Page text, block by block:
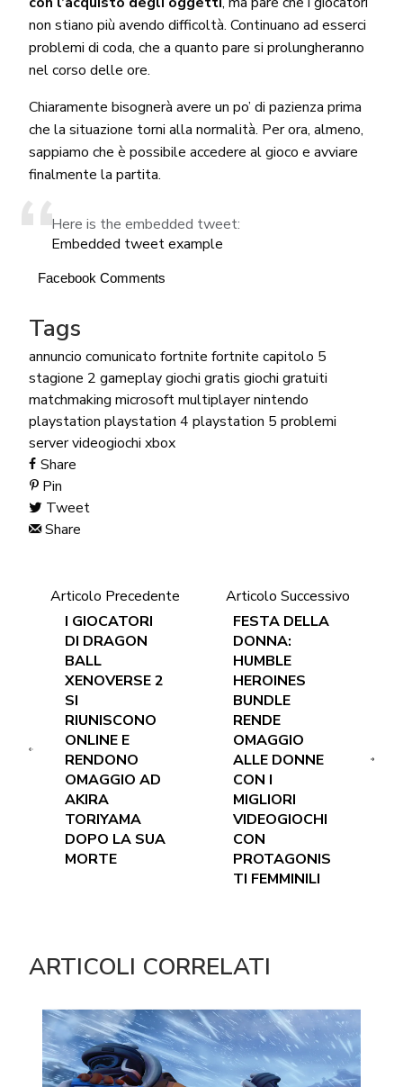
non stiano più avendo difficoltà. Continuano ad esserci
problemi di coda, che a quanto pare si prolungheranno
nel corso delle ore.
Chiaramente bisognerà avere un po’ di pazienza prima
che la situazione torni alla normalità. Per ora, almeno,
sappiamo che è possibile accedere al gioco e avviare
finalmente la partita.
Here is the embedded tweet:
Embedded tweet example
Facebook Comments
Tags
annuncio comunicato fortnite fortnite capitolo 5
stagione 2 gameplaygiochi gratis giochi gratuiti
matchmaking microsoftmultiplayernintendo
playstation playstation 4 playstation 5 problemi
servervideogiochi xbox
Share
Pin
Tweet
Share
Articolo Precedente
I GIOCATORI
DI DRAGON
BALL
XENOVERSE 2
SI
RIUNISCONO
ONLINE E
RENDONO
OMAGGIO AD
AKIRA
TORIYAMA
DOPO LA SUA
MORTE
Articolo Successivo
FESTA DELLA
DONNA:
HUMBLE
HEROINES
BUNDLE
RENDE
OMAGGIO
ALLE DONNE
CON I
MIGLIORI
VIDEOGIOCHI
CON
PROTAGONIS
TI FEMMINILI
ARTICOLI CORRELATI